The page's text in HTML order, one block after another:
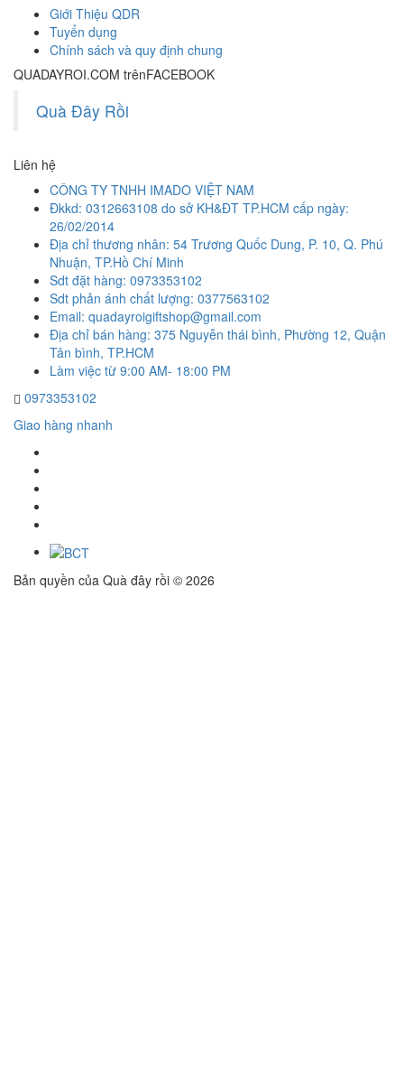
Giới Thiệu QDR
Tuyển dụng
Chính sách và quy định chung
QUADAYROI.COM trênFACEBOOK
Quà Đây Rồi
Liên hệ
CÔNG TY TNHH IMADO VIỆT NAM
Đkkd: 0312663108 do sở KH&ĐT TP.HCM cấp ngày:
26/02/2014
Địa chỉ thương nhân: 54 Trương Quốc Dung, P. 10, Q. Phú
Nhuận, TP.Hồ Chí Minh
Sdt đặt hàng: 0973353102
Sdt phản ánh chất lượng: 0377563102
Email: quadayroigiftshop@gmail.com
Địa chỉ bán hàng: 375 Nguyễn thái bình, Phường 12, Quận
Tân bình, TP.HCM
Làm việc từ 9:00 AM- 18:00 PM
0973353102
Giao hàng nhanh
Bản quyền của Quà đây rồi © 2026